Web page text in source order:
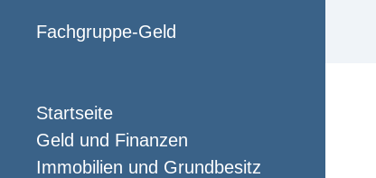
Fachgruppe-Geld
Startseite
Geld und Finanzen
Immobilien und Grundbesitz